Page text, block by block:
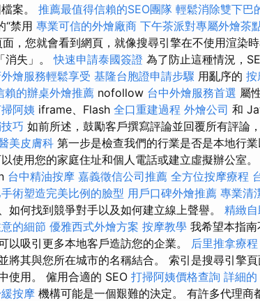
案。 推薦最值得信賴的SEO團隊 輕鬆消除雙下巴
“禁用 專業可信的外燴廠商 下午茶派對專屬外燴茶
，您就會看到網頁，就像搜尋引擎在不使用渲染
消失」。快速申請泰國簽證 為了防止這種情況，
燴服務輕鬆享受 基隆台胞證申請步驟 用亂序的 按
賴的辦桌外燴推薦 nofollow 台中外燴服務首選 屬
阿姨 iframe、Flash 全口重建過程 外燴公司 和
巧 如前所述，鼓勵客戶撰寫評論並回覆所有評論
美皮膚科 第一步是檢查我們的行業是否是本地行
使用您的家庭住址和個人電話或建立虛擬辦公室
台中精油按摩 嘉義徵信公司推薦 全方位按摩療程
術塑造完美比例的臉型 用戶口碑外燴推薦 專業清
如何找到競爭對手以及如何建立線上聲譽。 精緻
的細節 優雅西式外燴方案 按摩教學 我希望本指
以吸引更多本地客戶造訪您的企業。 后里推拿療程
將其與您所在城市的名稱結合。 索引是搜尋引擎
使用。 僱用合適的 SEO 打掃阿姨價格查詢 詳細
按摩 機構可能是一個艱難的決定。 有許多代理商